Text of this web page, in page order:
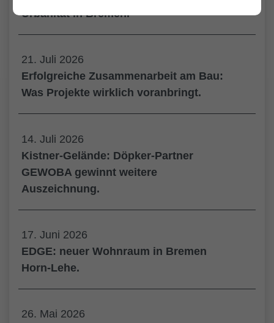
Urbanität in Bremen.
21. Juli 2026
Erfolgreiche Zusammenarbeit am Bau:
Was Projekte wirklich voranbringt.
14. Juli 2026
Kistner-Gelände: Döpker-Partner
GEWOBA gewinnt weitere
Auszeichnung.
17. Juni 2026
EDGE: neuer Wohnraum in Bremen
Horn-Lehe.
26. Mai 2026